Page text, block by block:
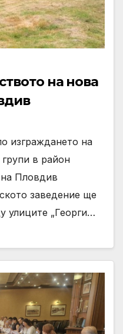
на нова
изграждането на
в район
на Пловдив
заведение ще
улиците „Георги…